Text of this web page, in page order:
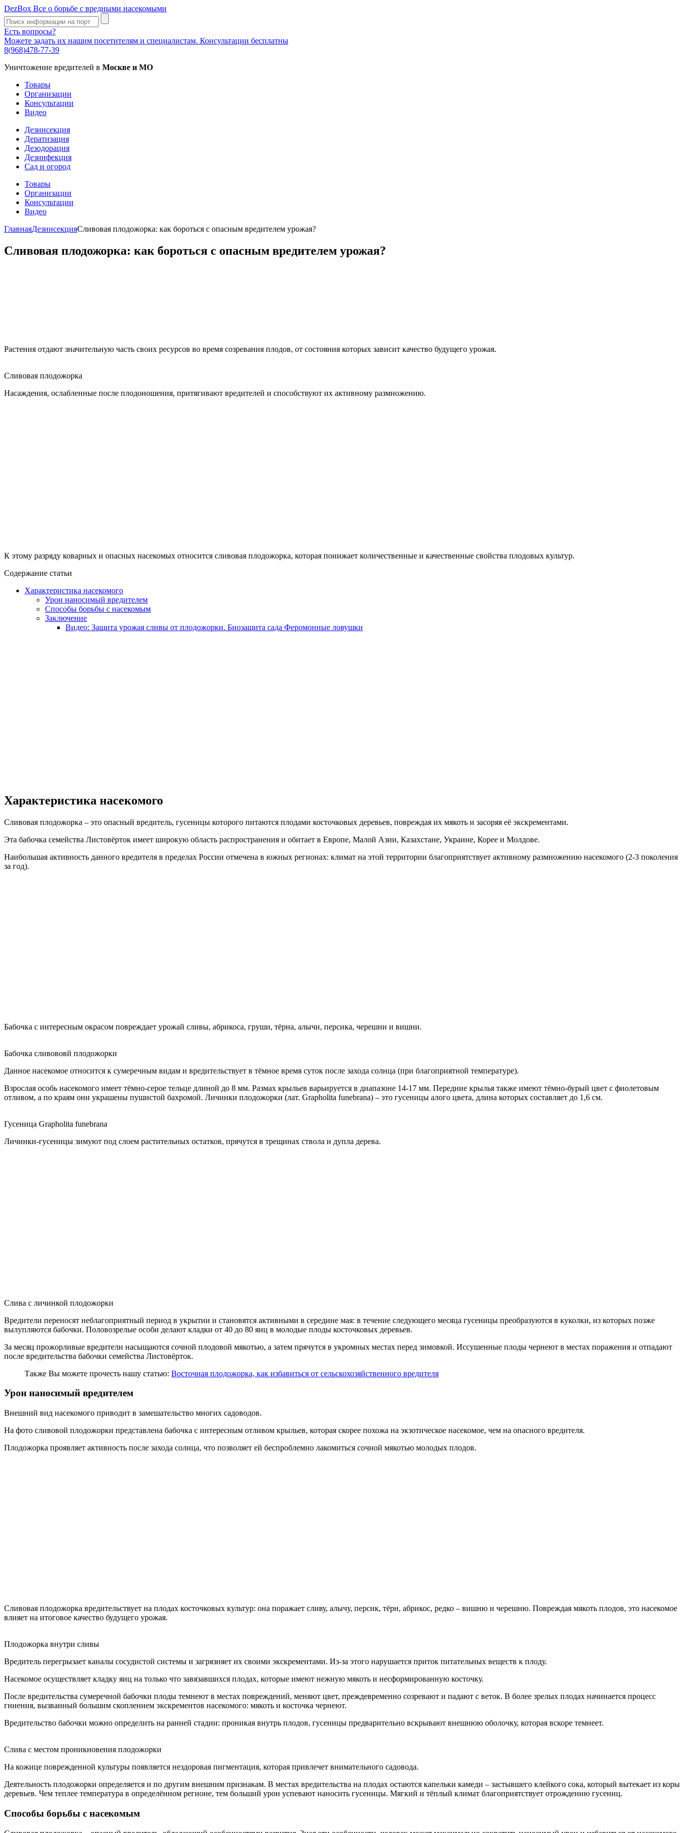
DezBox Все о борьбе с вредными насекомыми
Есть вопросы?
Можете задать их нашим посетителям и специалистам. Консультации бесплатны
8(968)478-77-39
Уничтожение вредителей в Москве и МО
Товары
Организации
Консультации
Видео
Дезинсекция
Дератизация
Дезодорация
Дезинфекция
Сад и огород
Товары
Организации
Консультации
Видео
ГлавнаяДезинсекцияСливовая плодожорка: как бороться с опасным вредителем урожая?
Сливовая плодожорка: как бороться с опасным вредителем урожая?
Растения отдают значительную часть своих ресурсов во время созревания плодов, от состояния которых зависит качество будущего урожая.
Сливовая плодожорка
Насаждения, ослабленные после плодоношения, притягивают вредителей и способствуют их активному размножению.
К этому разряду коварных и опасных насекомых относится сливовая плодожорка, которая понижает количественные и качественные свойства плодовых культур.
Содержание статьи
Характеристика насекомого
Урон наносимый вредителем
Способы борьбы с насекомым
Заключение
Видео: Защита урожая сливы от плодожорки. Биозащита сада Феромонные ловушки
Характеристика насекомого
Сливовая плодожорка – это опасный вредитель, гусеницы которого питаются плодами косточковых деревьев, повреждая их мякоть и засоряя её экскрементами.
Эта бабочка семейства Листовёрток имеет широкую область распространения и обитает в Европе, Малой Азии, Казахстане, Украине, Корее и Молдове.
Наибольшая активность данного вредителя в пределах России отмечена в южных регионах: климат на этой территории благоприятствует активному размножению насекомого (2-3 поколения
за год).
Бабочка с интересным окрасом повреждает урожай сливы, абрикоса, груши, тёрна, алычи, персика, черешни и вишни.
Бабочка сливововй плодожорки
Данное насекомое относится к сумеречным видам и вредительствует в тёмное время суток после захода солнца (при благоприятной температуре).
Взрослая особь насекомого имеет тёмно-серое тельце длиной до 8 мм. Размах крыльев варьируется в диапазоне 14-17 мм. Передние крылья также имеют тёмно-бурый цвет с фиолетовым
отливом, а по краям они украшены пушистой бахромой. Личинки плодожорки (лат. Grapholita funebrana) – это гусеницы алого цвета, длина которых составляет до 1,6 см.
Гусеница Grapholita funebrana
Личинки-гусеницы зимуют под слоем растительных остатков, прячутся в трещинах ствола и дупла дерева.
Слива с личинкой плодожорки
Вредители переносят неблагоприятный период в укрытии и становятся активными в середине мая: в течение следующего месяца гусеницы преобразуются в куколки, из которых позже
вылупляются бабочки. Половозрелые особи делают кладки от 40 до 80 яиц в молодые плоды косточковых деревьев.
За месяц прожорливые вредители насыщаются сочной плодовой мякотью, а затем прячутся в укромных местах перед зимовкой. Иссушенные плоды чернеют в местах поражения и отпадают
после вредительства бабочки семейства Листовёрток.
Также Вы можете прочесть нашу статью: Восточная плодожорка, как избавиться от сельскохозяйственного вредителя
Урон наносимый вредителем
Внешний вид насекомого приводит в замешательство многих садоводов.
На фото сливовой плодожорки представлена бабочка с интересным отливом крыльев, которая скорее похожа на экзотическое насекомое, чем на опасного вредителя.
Плодожорка проявляет активность после захода солнца, что позволяет ей беспроблемно лакомиться сочной мякотью молодых плодов.
Сливовая плодожорка вредительствует на плодах косточковых культур: она поражает сливу, алычу, персик, тёрн, абрикос, редко – вишню и черешню. Повреждая мякоть плодов, это насекомое
влияет на итоговое качество будущего урожая.
Плодожорка внутри сливы
Вредитель перегрызает каналы сосудистой системы и загрязняет их своими экскрементами. Из-за этого нарушается приток питательных веществ к плоду.
Насекомое осуществляет кладку яиц на только что завязавшихся плодах, которые имеют нежную мякоть и несформированную косточку.
После вредительства сумеречной бабочки плоды темнеют в местах повреждений, меняют цвет, преждевременно созревают и падают с веток. В более зрелых плодах начинается процесс
гниения, вызванный большим скоплением экскрементов насекомого: мякоть и косточка чернеют.
Вредительство бабочки можно определить на ранней стадии: проникая внутрь плодов, гусеницы предварительно вскрывают внешнюю оболочку, которая вскоре темнеет.
Слива с местом проникновения плодожорки
На кожице поврежденной культуры появляется нездоровая пигментация, которая привлечет внимательного садовода.
Деятельность плодожорки определяется и по другим внешним признакам. В местах вредительства на плодах остаются капельки камеди – застывшего клейкого сока, который вытекает из коры
деревьев. Чем теплее температура в определённом регионе, тем больший урон успевают наносить гусеницы. Мягкий и тёплый климат благоприятствует отрождению гусениц.
Способы борьбы с насекомым